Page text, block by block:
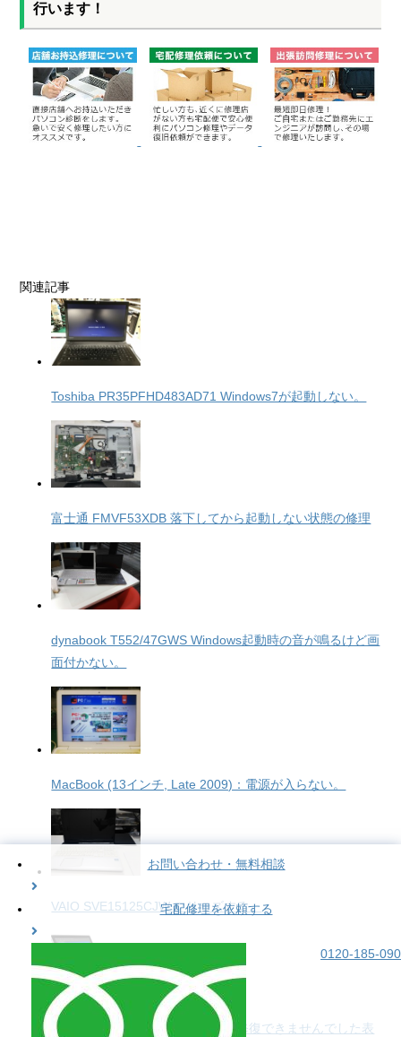
行います！
関連記事
Toshiba PR35PFHD483AD71 Windows7が起動しない。
富士通 FMVF53XDB 落下してから起動しない状態の修理
dynabook T552/47GWS Windows起動時の音が鳴るけど画
面付かない。
MacBook (13インチ, Late 2009)：電源が入らない。
VAIO SVE15125CJW フリーズする。
surface Pro4 起動しない 自動修復できませんでした表
お問い合わせ・無料相談
宅配修理を依頼する
0120-185-090